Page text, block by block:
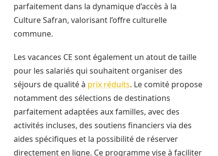
parfaitement dans la dynamique d’accès à la
Culture Safran, valorisant l’offre culturelle
commune.
Les vacances CE sont également un atout de taille
pour les salariés qui souhaitent organiser des
séjours de qualité à prix réduits. Le comité propose
notamment des sélections de destinations
parfaitement adaptées aux familles, avec des
activités incluses, des soutiens financiers via des
aides spécifiques et la possibilité de réserver
directement en ligne. Ce programme vise à faciliter